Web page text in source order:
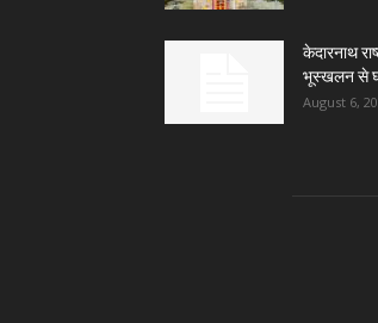
केदारनाथ
भूस्खलन से
August 6,